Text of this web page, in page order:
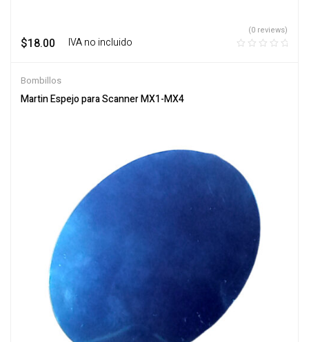
$18.00 ‎ ‎ ‎ IVA no incluido
(0 reviews)
Bombillos
Martin Espejo para Scanner MX1-MX4